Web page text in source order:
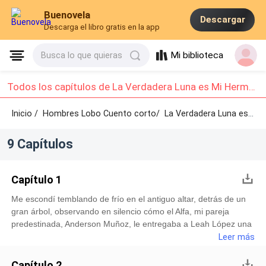
Buenovela
Descarga el libro gratis en la app
Descargar
Busca lo que quieras Mi biblioteca
Todos los capítulos de La Verdadera Luna es Mi Hermana: Capítulo 1 - Capítulo 9
Inicio / Hombres Lobo Cuento corto/La Verdadera Luna es Mi Hermana /
9 Capítulos
Capítulo 1
Me escondí temblando de frío en el antiguo altar, detrás de un
gran árbol, observando en silencio cómo el Alfa, mi pareja
predestinada, Anderson Muñoz, le entregaba a Leah López una
corona de plata muy delicada, que solo pertenecía a la Luna de
ojos, mientras se inclinaba para que Anderson la coronara. Él la
Leer más